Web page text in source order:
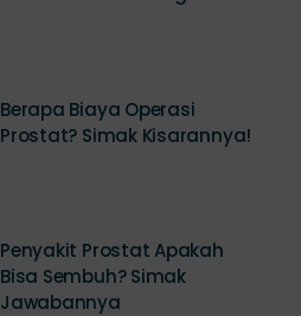
Berapa Biaya Operasi
Prostat? Simak Kisarannya!
Penyakit Prostat Apakah
Bisa Sembuh? Simak
Jawabannya